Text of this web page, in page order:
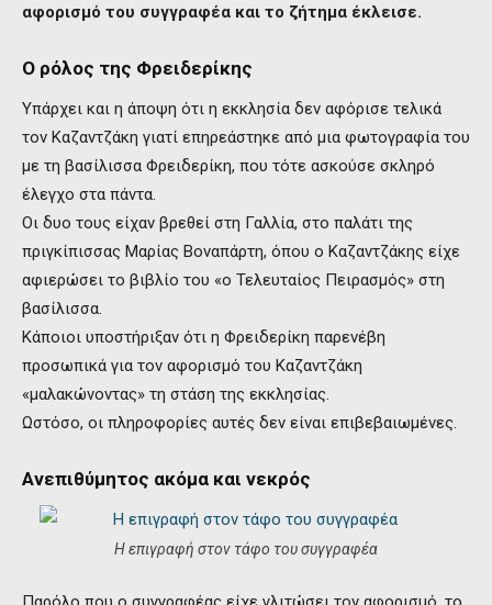
αφορισμό του συγγραφέα και το ζήτημα έκλεισε.
Ο ρόλος της Φρειδερίκης
Υπάρχει και η άποψη ότι η εκκλησία δεν αφόρισε τελικά
τον Καζαντζάκη γιατί επηρεάστηκε από μια φωτογραφία του
με τη βασίλισσα Φρειδερίκη, που τότε ασκούσε σκληρό
έλεγχο στα πάντα.
Οι δυο τους είχαν βρεθεί στη Γαλλία, στο παλάτι της
πριγκίπισσας Μαρίας Βοναπάρτη, όπου ο Καζαντζάκης είχε
αφιερώσει το βιβλίο του «ο Τελευταίος Πειρασμός» στη
βασίλισσα.
Κάποιοι υποστήριξαν ότι η Φρειδερίκη παρενέβη
προσωπικά για τον αφορισμό του Καζαντζάκη
«μαλακώνοντας» τη στάση της εκκλησίας.
Ωστόσο, οι πληροφορίες αυτές δεν είναι επιβεβαιωμένες.
Ανεπιθύμητος ακόμα και νεκρός
Η επιγραφή στον τάφο του συγγραφέα